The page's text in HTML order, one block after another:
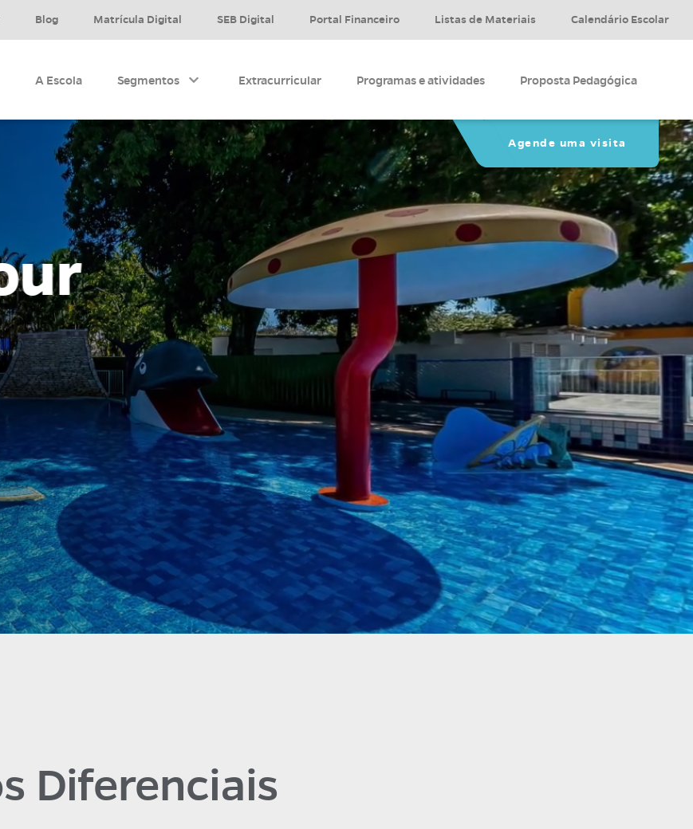
A Escola Segmentos
Educação Infantil
Ensino Fundamental I
Ensino Fundamental II
Ensino Médio
Ver todos
Extracurricular Programas e atividades Proposta Pedagógica
Blog Matrícula Digital SEB Digital Portal Financeiro Listas de Materiais Calendário Escolar
Agende uma visita
Diferenciais